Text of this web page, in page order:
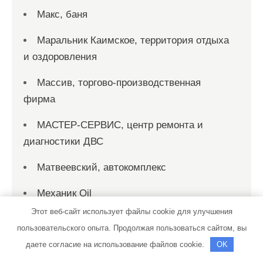
Макс, баня
Маральник Каимское, территория отдыха
и оздоровления
Массив, торгово-производственная
фирма
МАСТЕР-СЕРВИС, центр ремонта и
диагностики ДВС
Матвеевский, автокомплекс
Механик Oil
Мини-отель, Мини-отель
Мой рай, гостевой дом
Этот веб-сайт использует файлы cookie для улучшения
пользовательского опыта. Продолжая пользоваться сайтом, вы
даете согласие на использование файлов cookie.
OK